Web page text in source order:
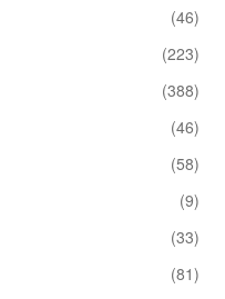
(46)
(223)
(388)
(46)
(58)
(9)
(33)
(81)